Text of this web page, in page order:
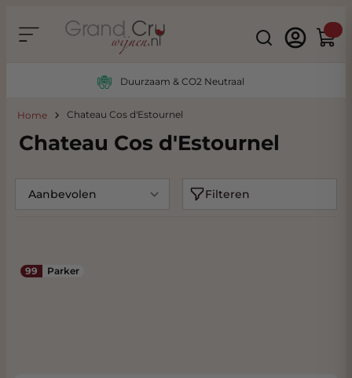
Search
Duurzaam & CO2 Neutraal
Home Chateau Cos d'Estournel
Chateau Cos d'Estournel
Filteren
99 Parker